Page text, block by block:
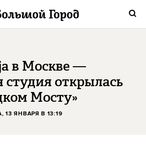
в Москве —
открылась
Мосту»
, 13 ЯНВАРЯ В 13:19